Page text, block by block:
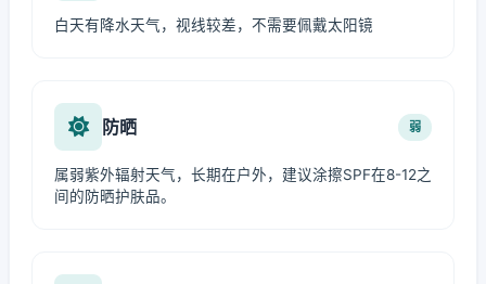
白天有降水天气，视线较差，不需要佩戴太阳镜
防晒 弱
属弱紫外辐射天气，长期在户外，建议涂擦SPF在8-12之
间的防晒护肤品。